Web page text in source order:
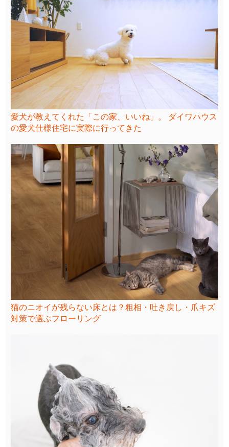
愛犬が教えてくれた「この家、いいね」。 ダイワハウス
の愛犬仕様住宅に実際に行ってきた
猫のニオイが残らない床とは？粗相・吐き戻し・爪キズ
対策で選ぶフローリング